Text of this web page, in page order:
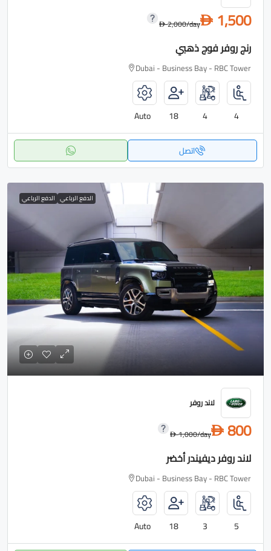
D 1,500
D2,000/day
رنج روفر فوج ذهبي
Dubai - Business Bay - RBC Tower
4
4
18
Auto
اتصل
الدفع الرباعي الدفع الرباعي
لاند روفر
D 800
D1,000/day
لاند روفر ديفيندر أخضر
Dubai - Business Bay - RBC Tower
5
3
18
Auto